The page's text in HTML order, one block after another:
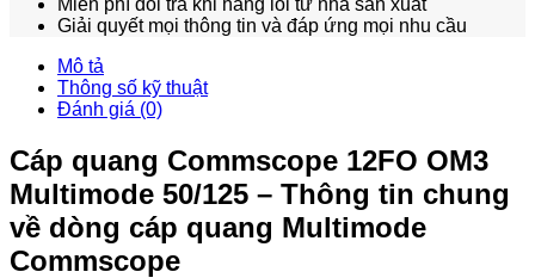
Giải quyết mọi thông tin và đáp ứng mọi nhu cầu
Mô tả
Thông số kỹ thuật
Đánh giá (0)
Cáp quang Commscope 12FO OM3
Multimode 50/125 – Thông tin chung
về dòng cáp quang Multimode
Commscope